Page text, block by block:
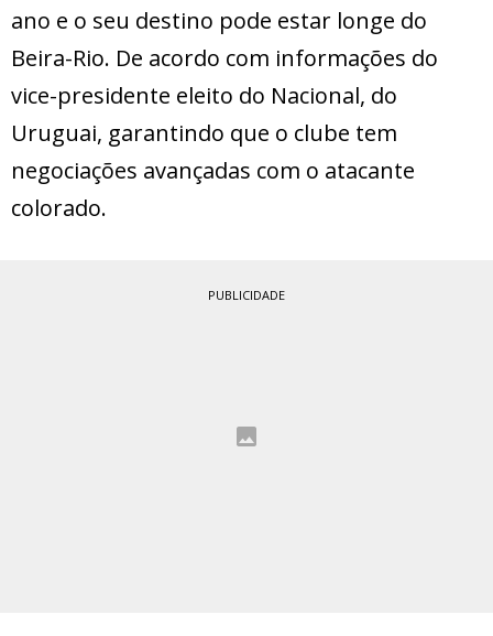
ano e o seu destino pode estar longe do
Beira-Rio. De acordo com informações do
vice-presidente eleito do Nacional, do
Uruguai, garantindo que o clube tem
negociações avançadas com o atacante
colorado.
PUBLICIDADE